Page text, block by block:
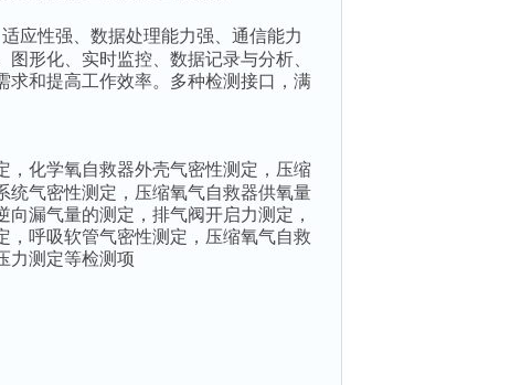
应性强、数据处理能力强、通信能力
形化、实时监控、数据记录与分析、
求和提高工作效率。多种检测接口，满
，化学氧自救器外壳气密性测定，压缩
统气密性测定，压缩氧气自救器供氧量
漏气量的测定，排气阀开启力测定，
，呼吸软管气密性测定，压缩氧气自救
力测定等检测项